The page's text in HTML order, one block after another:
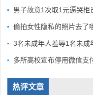
男子故意1次取1元逼哭柜
偷拍女性隐私的照片去了
3名未成年人羞辱1名未成
多所高校宣布停用微信支
热评文章